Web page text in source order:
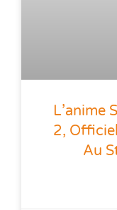
L’anime
2,
Au